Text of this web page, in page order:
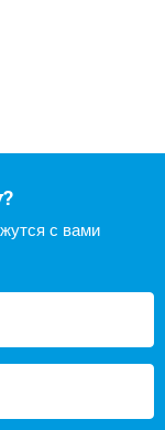
с вами